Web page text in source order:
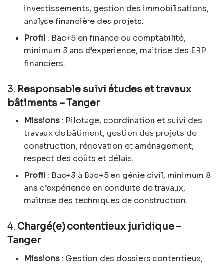
investissements, gestion des immobilisations,
analyse financière des projets.
Profil : Bac+5 en finance ou comptabilité,
minimum 3 ans d’expérience, maîtrise des ERP
financiers.
3. Responsable suivi études et travaux
bâtiments – Tanger
Missions : Pilotage, coordination et suivi des
travaux de bâtiment, gestion des projets de
construction, rénovation et aménagement,
respect des coûts et délais.
Profil : Bac+3 à Bac+5 en génie civil, minimum 8
ans d’expérience en conduite de travaux,
maîtrise des techniques de construction.
4. Chargé(e) contentieux juridique –
Tanger
Missions : Gestion des dossiers contentieux,